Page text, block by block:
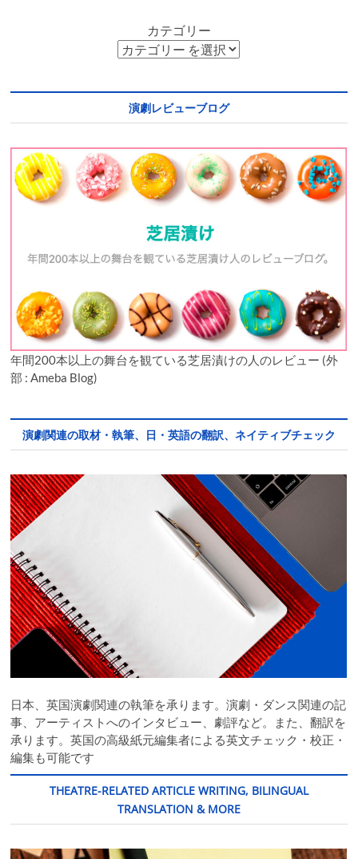
カテゴリー
演劇レビューブログ
年間200本以上の舞台を観ている芝居漬けの人のレビュー (外
部 : Ameba Blog)
演劇関連の取材・執筆、日・英語の翻訳、ネイティブチェック
日本、英国演劇関連の執筆を承ります。演劇・ダンス関連の記
事、アーティストへのインタビュー、劇評など。また、翻訳を
承ります。英国の高級紙元編集者による英文チェック・校正・
編集も可能です
THEATRE-RELATED ARTICLE WRITING, BILINGUAL
TRANSLATION & MORE